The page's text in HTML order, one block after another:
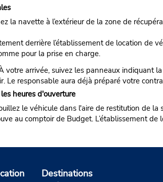
la navette à l’extérieur de la zone de
derrière l’établissement de location de
pour la prise en charge.
votre arrivée, suivez les panneaux indiquant
Le responsable aura déjà préparé votre
heures d'ouverture
le véhicule dans l'aire de restitution de
au comptoir de Budget. L’établissement
Destinations